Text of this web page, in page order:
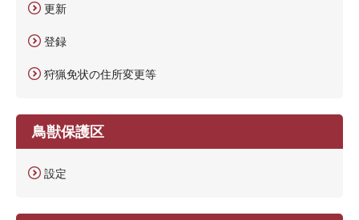
更新
登録
狩猟免状の住所変更等
鳥獣保護区
設定